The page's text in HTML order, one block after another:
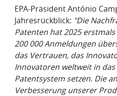
EPA-Präsident António
Jahresrückblick: "Die
Patenten hat 2025
200 000 Anmeldungen
das Vertrauen, das
Innovatoren weltweit in
Patentsystem setzen. Die
Verbesserung unserer